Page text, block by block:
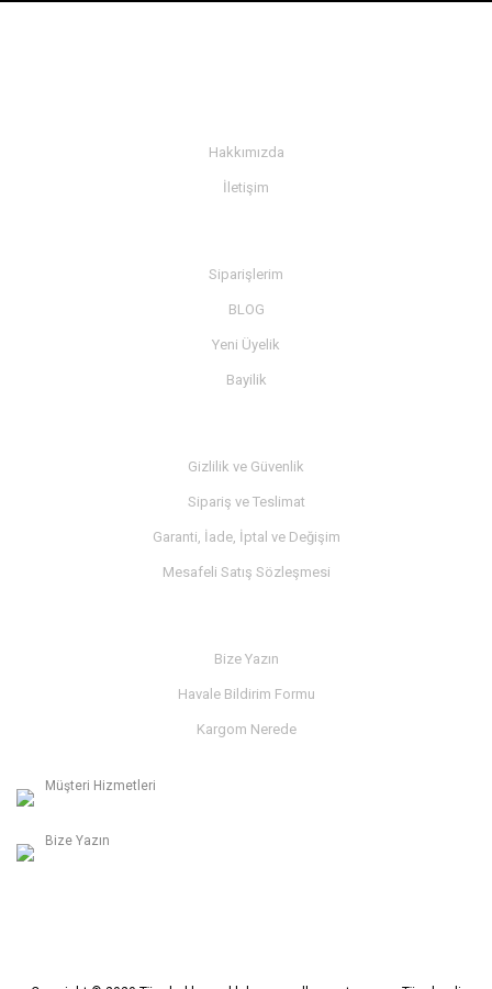
Hakkımızda
İletişim
Siparişlerim
BLOG
Yeni Üyelik
Bayilik
Gizlilik ve Güvenlik
Sipariş ve Teslimat
Garanti, İade, İptal ve Değişim
Mesafeli Satış Sözleşmesi
Bize Yazın
Havale Bildirim Formu
Kargom Nerede
Müşteri Hizmetleri
Bize Yazın